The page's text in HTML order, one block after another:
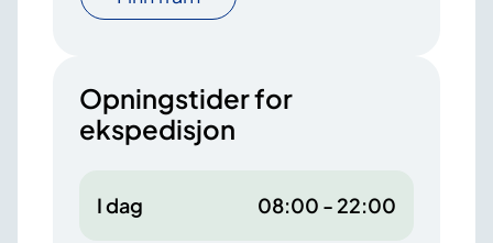
Opningstider for
ekspedisjon
I dag 08:00 - 22:00